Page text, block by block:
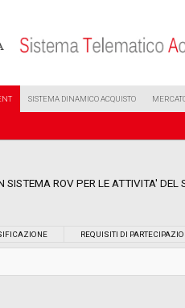
SISTEMA DINAMICO ACQUISTO
SISTEMA ROV PER LE ATTIVITA' DEL
REQUISITI DI